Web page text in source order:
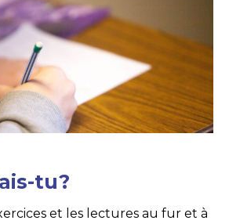
tu?
et les lectures au fur et à